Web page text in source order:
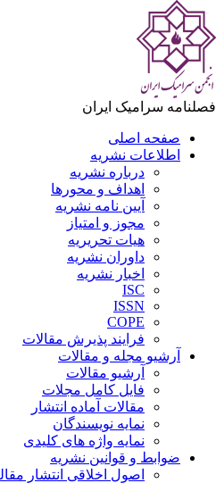
سرامیک ایران
صفحه اصلی
اطلاعات نشریه
درباره نشریه
اهداف و محورها
آیین نامه نشریه
مجوز و امتیاز
هیات تحریریه
داوران نشریه
اخبار نشریه
ISC
ISSN
COPE
فرایند پذیرش مقالات
آرشیو مجله و مقالات
آرشیو مقالات
فایل کامل مجلات
مقالات آماده انتشار
نمایه نویسندگان
نمایه واژه های کلیدی
ضوابط و قوانین نشریه
اصول اخلاقی انتشار مقاله